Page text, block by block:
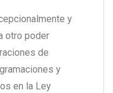
y
otro poder
de
y
en la Ley